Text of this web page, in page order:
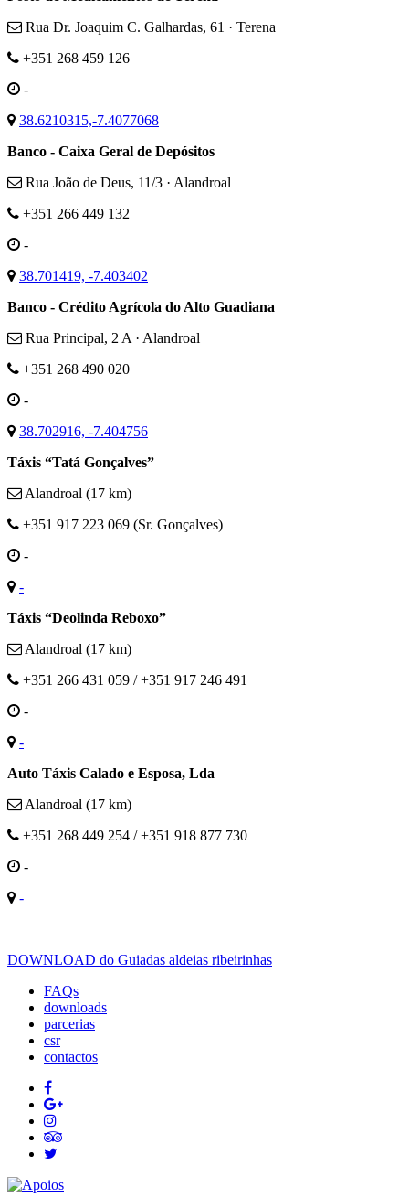
Rua Dr. Joaquim C. Galhardas, 61 · Terena
+351 268 459 126
-
38.6210315,-7.4077068
Banco - Caixa Geral de Depósitos
Rua João de Deus, 11/3 · Alandroal
+351 266 449 132
-
38.701419, -7.403402
Banco - Crédito Agrícola do Alto Guadiana
Rua Principal, 2 A · Alandroal
+351 268 490 020
-
38.702916, -7.404756
Táxis “Tatá Gonçalves”
Alandroal (17 km)
+351 917 223 069 (Sr. Gonçalves)
-
-
Táxis “Deolinda Reboxo”
Alandroal (17 km)
+351 266 431 059 / +351 917 246 491
-
-
Auto Táxis Calado e Esposa, Lda
Alandroal (17 km)
+351 268 449 254 / +351 918 877 730
-
-
DOWNLOAD do Guiadas aldeias ribeirinhas
FAQs
downloads
parcerias
csr
contactos